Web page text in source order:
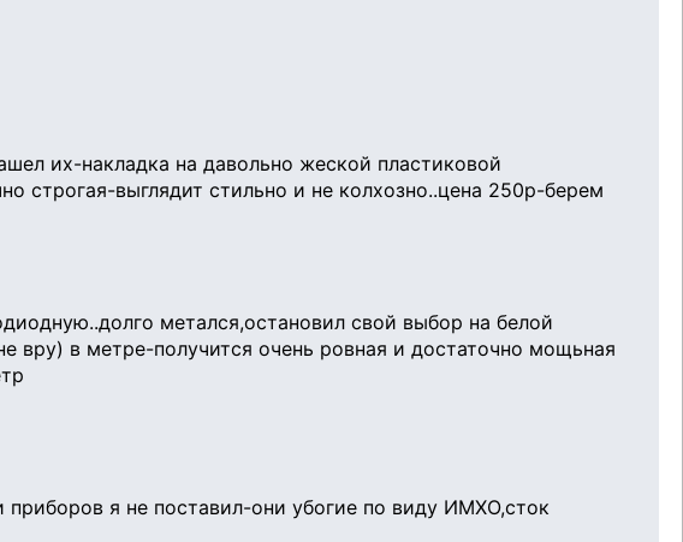
их-накладка на давольно жеской пластиковой
строгая-выглядит стильно и не колхозно..цена 250р-берем
метался,остановил свой выбор на белой
вру) в метре-получится очень ровная и достаточно мощьная
я не поставил-они убогие по виду ИМХО,сток